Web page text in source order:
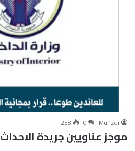
Munzer
0
258
موجز عناويين جريدة الاحداث 29 يوليو 2026